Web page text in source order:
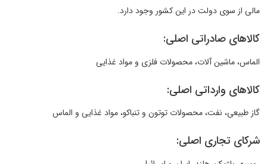
مالی از سوی دولت در این کشور وجود دارد.
کالاهای صادراتی اصلی:
الماس، ماشین آلات، محصولات فلزی و مواد غذایی
کالاهای وارداتی اصلی:
گاز طبیعی، نفت، محصولات توتون و تنباکو، مواد غذایی و الماس
شرکای تجاری اصلی: